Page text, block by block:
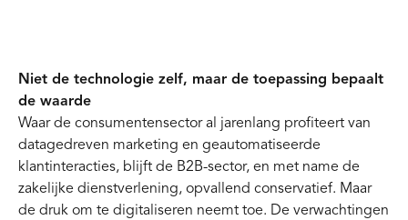
Niet de technologie zelf, maar de toepassing bepaalt
de waarde
Waar de consumentensector al jarenlang profiteert van
datagedreven marketing en geautomatiseerde
klantinteracties, blijft de B2B-sector, en met name de
zakelijke dienstverlening, opvallend conservatief. Maar
de druk om te digitaliseren neemt toe. De verwachtingen